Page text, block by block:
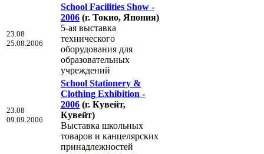
23.08
25.08.2006
School Facilities Show -
2006 (г. Токио, Япония)
5-ая выставка
технического
оборудования для
образовательных
учреждений
23.08
09.09.2006
School Stationery &
Clothing Exhibition -
2006 (г. Кувейт,
Кувейт)
Выставка школьных
товаров и канцелярских
принадлежностей